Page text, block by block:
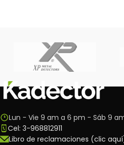
Lun - Vie 9 am a 6 pm - Sáb 9
Cel: 3-968812911
Libro de reclamaciones (clic